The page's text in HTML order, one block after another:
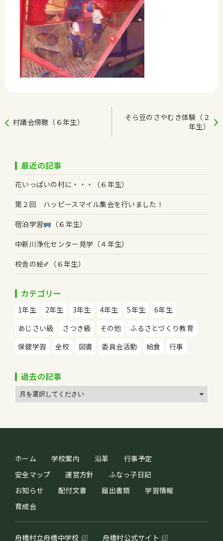
村議会傍聴（６年生）
そら豆のさやむき体験（２
年生）
最近の記事
花いっぱいの村に・・・（６年生）
第２回 ハッピースマイル集会を行いました！
宿泊学習
（６年生）
中新川浄化センター見学（４年生）
校舎の絵✐（６年生）
カテゴリー
1年生 2年生 3年生 4年生 5年生
6年生
あじさい級
さつき級 その他
ふるさとづくり教育
保健学習
全校 図書 委員会活動 給食 行事
過去の記事
ホーム 学校案内 沿革
行事予定
安全マップ
運営方針
ふなっ子日記
お知らせ
配付文書 届出書類
学習情報
育成会
舟橋村立舟橋中学校 舟橋村公式サイト